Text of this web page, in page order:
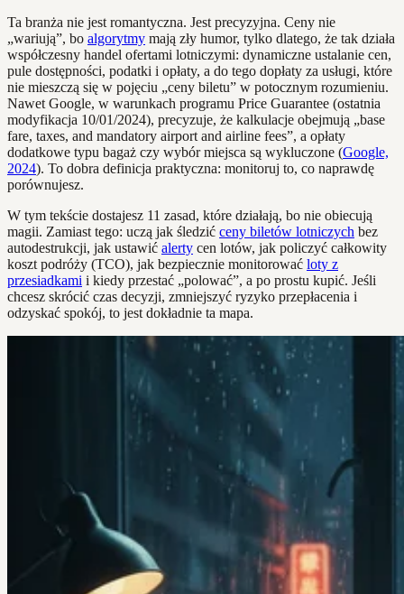
Ta branża nie jest romantyczna. Jest precyzyjna. Ceny nie
„wariują”, bo algorytmy mają zły humor, tylko dlatego, że tak działa
współczesny handel ofertami lotniczymi: dynamiczne ustalanie cen,
pule dostępności, podatki i opłaty, a do tego dopłaty za usługi, które
nie mieszczą się w pojęciu „ceny biletu” w potocznym rozumieniu.
Nawet Google, w warunkach programu Price Guarantee (ostatnia
modyfikacja 10/01/2024), precyzuje, że kalkulacje obejmują „base
fare, taxes, and mandatory airport and airline fees”, a opłaty
dodatkowe typu bagaż czy wybór miejsca są wykluczone (Google,
2024). To dobra definicja praktyczna: monitoruj to, co naprawdę
porównujesz.
W tym tekście dostajesz 11 zasad, które działają, bo nie obiecują
magii. Zamiast tego: uczą jak śledzić ceny biletów lotniczych bez
autodestrukcji, jak ustawić alerty cen lotów, jak policzyć całkowity
koszt podróży (TCO), jak bezpiecznie monitorować loty z
przesiadkami i kiedy przestać „polować”, a po prostu kupić. Jeśli
chcesz skrócić czas decyzji, zmniejszyć ryzyko przepłacenia i
odzyskać spokój, to jest dokładnie ta mapa.